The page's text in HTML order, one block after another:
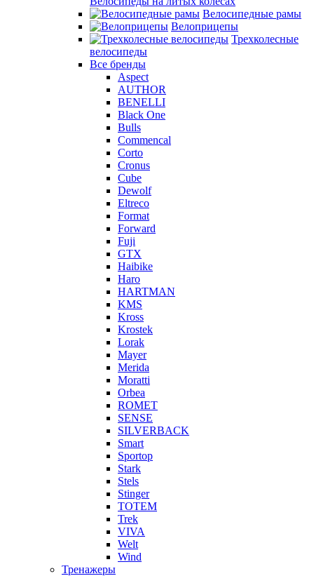
Велосипедные рамы
Велоприцепы
Трехколесные
велосипеды
Все бренды
Aspect
AUTHOR
BENELLI
Black One
Bulls
Commencal
Corto
Cronus
Cube
Dewolf
Eltreco
Format
Forward
Fuji
GTX
Haibike
Haro
HARTMAN
KMS
Kross
Krostek
Lorak
Mayer
Merida
Moratti
Orbea
ROMET
SENSE
SILVERBACK
Smart
Sportop
Stark
Stels
Stinger
TOTEM
Trek
VIVA
Welt
Wind
Тренажеры